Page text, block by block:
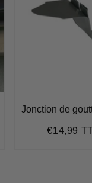
Jonction de
Prix
€14,99